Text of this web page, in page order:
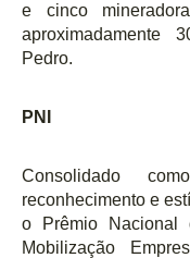
e cinco
aproximadamente
Pedro.
PNI
Consolidado
reconhecimento e
o Prêmio Nacional
Mobilização